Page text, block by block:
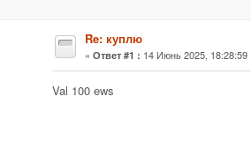
Re: куплю
« Ответ #1 : 14 Июнь 2025, 18:28:59
Val 100 ews